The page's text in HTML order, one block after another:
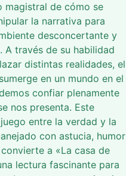
magistral de cómo se
la narrativa para
desconcertante y
A través de su habilidad
distintas realidades, el
en un mundo en el
confiar plenamente
nos presenta. Este
entre la verdad y la
con astucia, humor
a «La casa de
lectura fascinante para